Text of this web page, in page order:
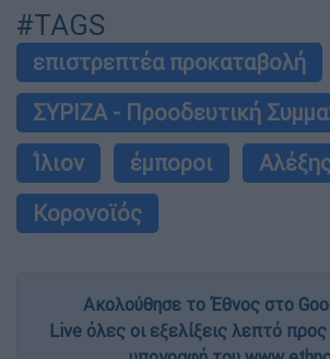
#TAGS
επιστρεπτέα προκαταβολή
ΣΥΡΙΖΑ - Προοδευτική
Ίλιον
έμποροι
Κορονοϊός
Ακολούθησε το Έθνος στο
Live όλες οι εξελίξεις λεπτό